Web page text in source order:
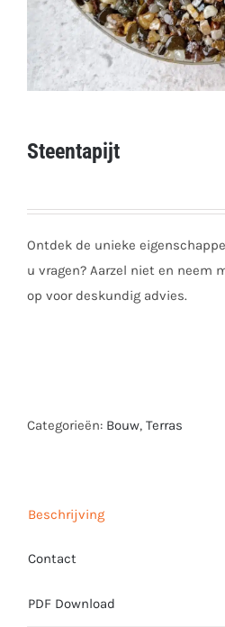
Steentapijt
Ontdek de unieke
u vragen? Aarzel niet en neem
op voor deskundig advies.
Categorieën: Bouw, Terras
Beschrijving
Contact
PDF Download